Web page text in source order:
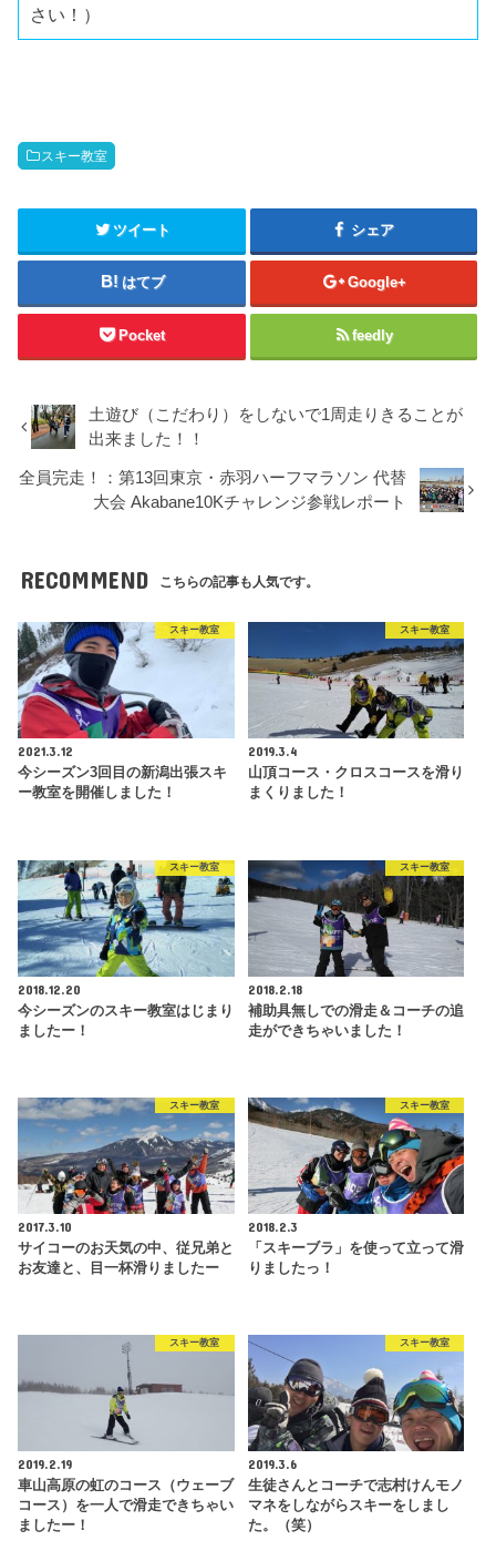
さい！）
スキー教室
ツイート シェア
はてブ Google+
Pocket feedly
土遊び（こだわり）をしないで1周走りきることが
出来ました！！
全員完走！：第13回東京・赤羽ハーフマラソン 代替
大会 Akabane10Kチャレンジ参戦レポート
RECOMMEND こちらの記事も人気です。
スキー教室
2021.3.12
今シーズン3回目の新潟出張スキ
ー教室を開催しました！
スキー教室
2019.3.4
山頂コース・クロスコースを滑り
まくりました！
スキー教室
2018.12.20
今シーズンのスキー教室はじまり
ましたー！
スキー教室
2018.2.18
補助具無しでの滑走＆コーチの追
走ができちゃいました！
スキー教室
2017.3.10
サイコーのお天気の中、従兄弟と
お友達と、目一杯滑りましたー
スキー教室
2018.2.3
「スキーブラ」を使って立って滑
りましたっ！
スキー教室
2019.2.19
車山高原の虹のコース（ウェーブ
コース）を一人で滑走できちゃい
ましたー！
スキー教室
2019.3.6
生徒さんとコーチで志村けんモノ
マネをしながらスキーをしまし
た。（笑）